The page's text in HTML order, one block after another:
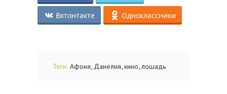
Вктонтакте Одноклассники
Теги: Афоня, Данелия,кино,лошадь